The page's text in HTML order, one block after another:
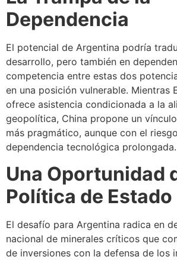
Dependencia
El potencial de Argentina podría
desarrollo, pero también en
competencia entre estas dos
en una posición vulnerable. Mientras
ofrece asistencia condicionada a la
geopolítica, China propone un
más pragmático, aunque con el
dependencia tecnológica prolongada.
Una Oportunidad
Política de Estado
El desafío para Argentina radica en
nacional de minerales críticos que
de inversiones con la defensa de los